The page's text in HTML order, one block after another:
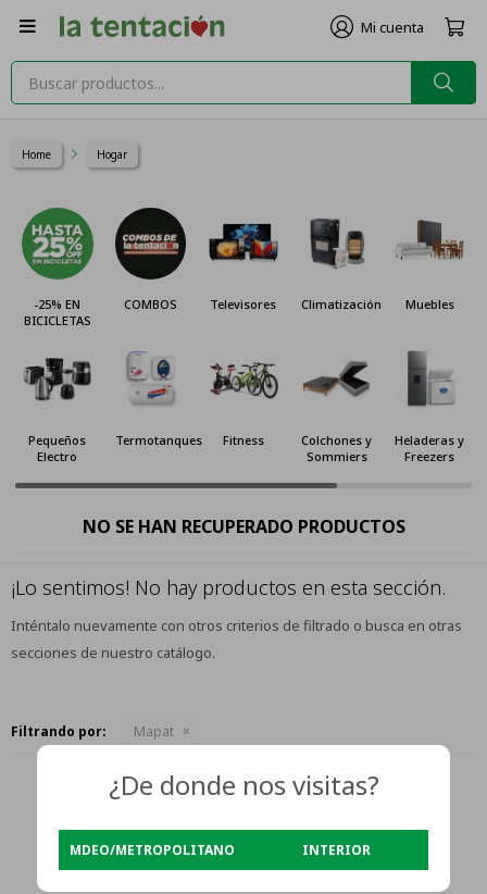

Home Hogar
-25% EN
BICICLETAS
COMBOS Televisores Climatización Muebles
Pequeños
Electro
Termotanques Fitness
Colchones y
Sommiers
Heladeras y
Freezers
NO SE HAN RECUPERADO PRODUCTOS
¡Lo sentimos! No hay productos en esta sección.
Inténtalo nuevamente con otros criterios de filtrado o busca en otras
secciones de nuestro catálogo.
Filtrando por: Mapat
¿De donde nos visitas?
MDEO/METROPOLITANO INTERIOR